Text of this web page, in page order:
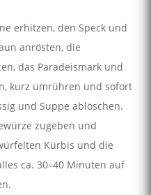
erhitzen, den Speck und
anrösten, die
das Paradeismark und
kurz umrühren und sofort
und Suppe ablöschen.
zugeben und
Kürbis und die
ca. 30–40 Minuten auf